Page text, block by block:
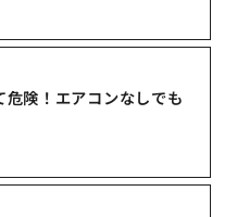
険！エアコンなしでも